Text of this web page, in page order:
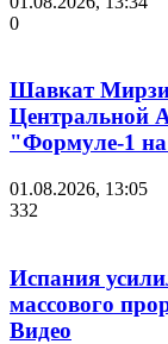
0
Шавкат
Центральной
"Формуле-1 на
01.08.2026, 13:05
332
Испания
массового
Видео